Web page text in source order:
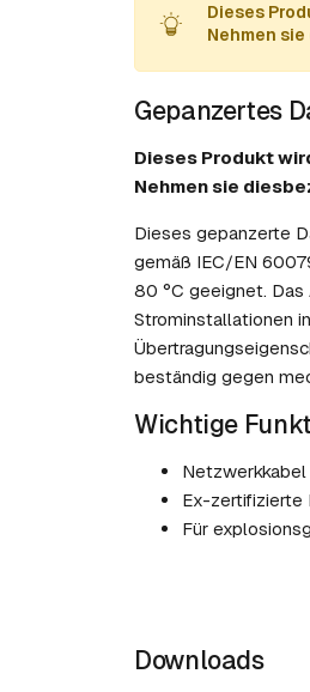
Dieses
Nehmen
Gepanzertes
Dieses Produkt
Nehmen sie
Dieses gepanzerte
gemäß IEC/EN
80 °C geeignet.
Strominstallationen
beständig gegen
Wichtige
Netzwerkkabel
Ex-zertifizierte
Für
Downloads